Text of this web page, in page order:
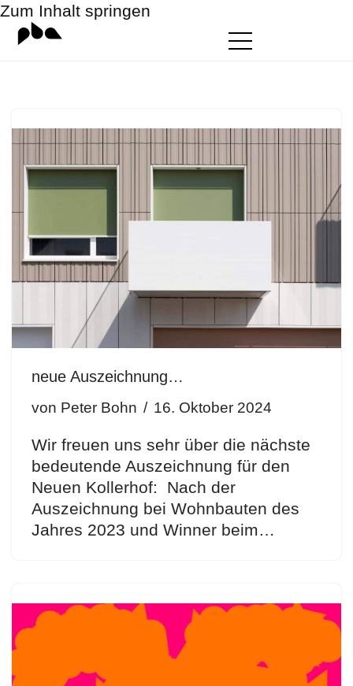
Zum Inhalt springen
neue Auszeichnung…
von Peter Bohn 16. Oktober 2024
Wir freuen uns sehr über die nächste
bedeutende Auszeichnung für den
Neuen Kollerhof: Nach der
Auszeichnung bei Wohnbauten des
Jahres 2023 und Winner beim…